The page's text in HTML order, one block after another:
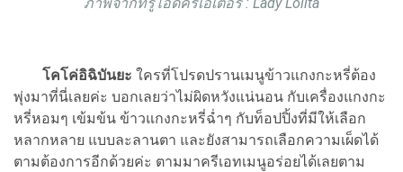
โคโค่อิฉิบันยะ ใครที่โปรดปรานเมนูข้าวแกงกะหรี่ต้อง
พุ่งมาที่นี่เลยค่ะ บอกเลยว่าไม่ผิดหวังแน่นอน กับเครื่องแกงกะ
หรี่หอมๆ เข้มข้น ข้าวแกงกะหรี่ฉ่ำๆ กับท็อปปิ้งที่มีให้เลือก
หลากหลาย แบบละลานตา และยังสามารถเลือกความเผ็ดได้
ตามต้องการอีกด้วยค่ะ ตามมาครีเอทเมนูอร่อยได้เลยตาม